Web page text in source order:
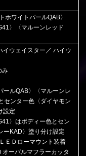
ホワイトパールQAB〉
〉〈マルーンレッド
ウェイスター／ ハイウ
み
ールQAB〉〈マルーンレ
センター色〈ダイヤモン
設定
〉はボディー色とセン
ーKAD〉塗り分け設定
ＥＤローマウント装着
ーバルマフラーカッタ